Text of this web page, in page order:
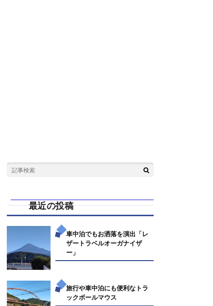
最近の投稿
車中泊でもお洒落を演出「レ
ザートラベルオーガナイザ
ー」
旅行や車中泊にも便利なトラ
ックボールマウス